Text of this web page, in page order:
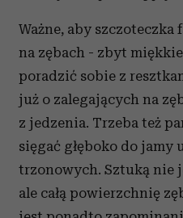
Ważne, aby szczoteczka
na zębach - zbyt
poradzić sobie z
już o zalegających na
z jedzenia. Trzeba też
sięgać głęboko do jamy
trzonowych. Sztuką nie
ale całą powierzchnię